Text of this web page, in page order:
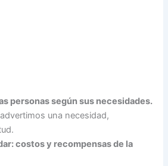
personas según sus necesidades.
una necesidad,
costos y recompensas de la